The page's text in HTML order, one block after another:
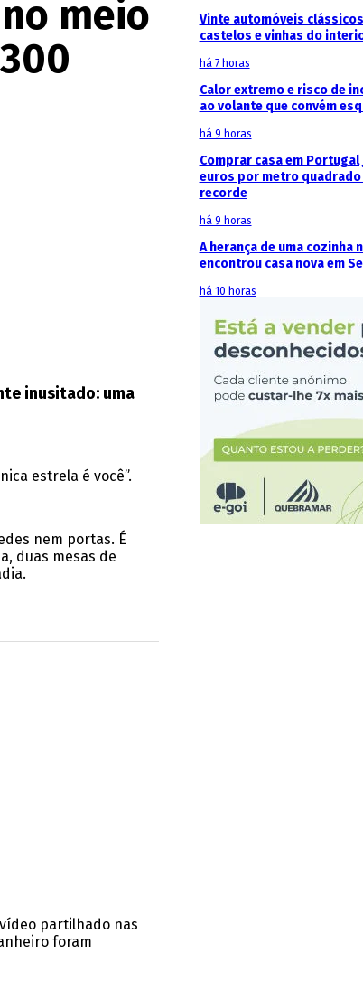
meio
inusitado: uma
estrela é você”.
nem portas. É
duas mesas de
partilhado nas
foram
Vinte automóveis
castelos e vinhas do
há 7 horas
Calor extremo e risco de
ao volante que convém
há 9 horas
Comprar casa em Portugal
euros por metro quadrado
recorde
há 9 horas
A herança de uma cozinha
encontrou casa nova em
há 10 horas